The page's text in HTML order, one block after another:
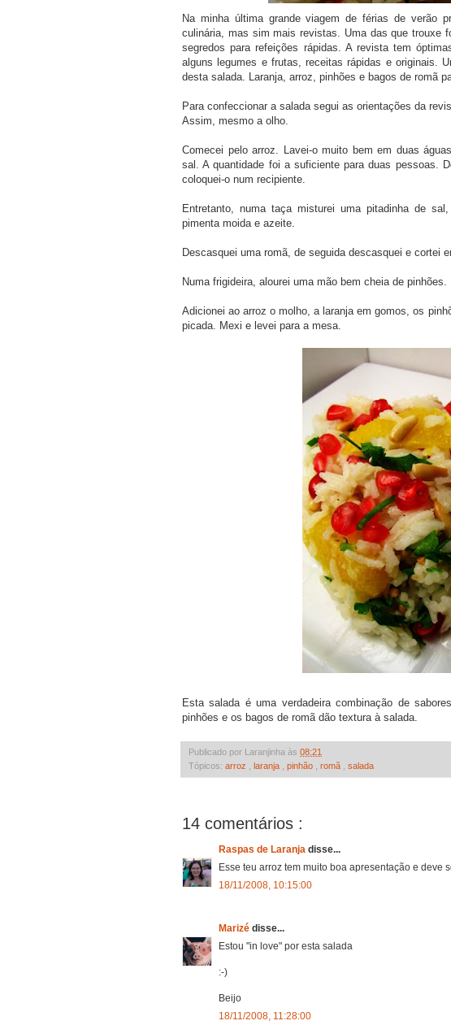
Na minha última grande viagem de férias de verão
culinária, mas sim mais revistas. Uma das que trouxe
segredos para refeições rápidas. A revista tem
alguns legumes e frutas, receitas rápidas e originais.
desta salada. Laranja, arroz, pinhões e bagos de romã
Para confeccionar a salada segui as orientações da
Assim, mesmo a olho.
Comecei pelo arroz. Lavei-o muito bem em duas
sal. A quantidade foi a suficiente para duas pessoas.
coloquei-o num recipiente.
Entretanto, numa taça misturei uma pitadinha de
pimenta moida e azeite.
Descasquei uma romã, de seguida descasquei e cortei
Numa frigideira, alourei uma mão bem cheia de pinhões.
Adicionei ao arroz o molho, a laranja em gomos, os
picada. Mexi e levei para a mesa.
Esta salada é uma verdadeira combinação de
pinhões e os bagos de romã dão textura à salada.
Publicado por Laranjinha às 08:21
Tópicos: arroz laranja pinhão romã salada
14 comentários :
Raspas de Laranja disse...
Esse teu arroz tem muito boa apresentação e deve
18/11/2008, 10:15:00
Marizé disse...
Estou "in love" por esta salada
:-)
Beijo
18/11/2008, 11:28:00
COMPRAR LIVRO